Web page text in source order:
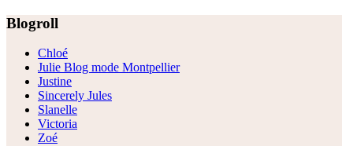
Footer
Blogroll
Chloé
Julie Blog mode Montpellier
Justine
Sincerely Jules
Slanelle
Victoria
Zoé